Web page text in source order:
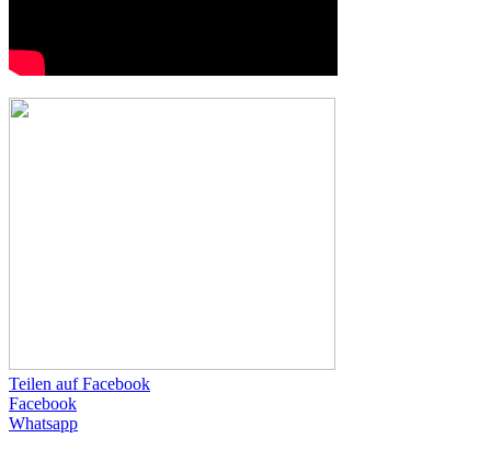
Teilen auf Facebook
Facebook
Whatsapp